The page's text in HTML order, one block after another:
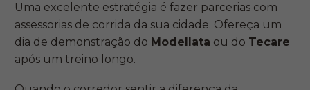
Uma excelente estratégia é fazer parcerias com
assessorias de corrida da sua cidade. Ofereça um
dia de demonstração do Modellata ou do Tecare
após um treino longo.